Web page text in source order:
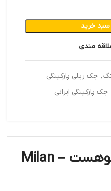
سبد خرید
مندی
, جک ریلی پارکینگی
, جک پارکینگی ایرانی
قیمت جک میلان موهست – Milan